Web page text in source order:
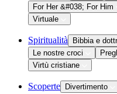
For Her &#038; For Him
Virtuale
Spiritualità Bibbia e
Le nostre croci
Virtù cristiane
Scoperte Divertimento